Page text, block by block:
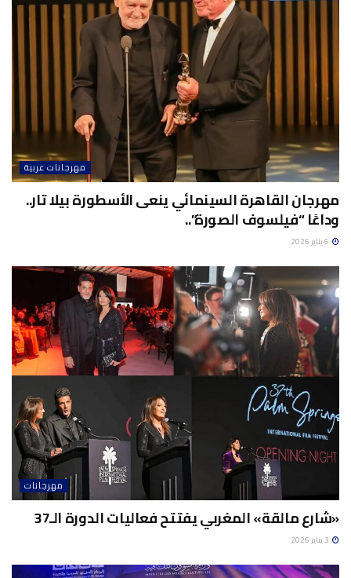
مهرجانات عربية
مهرجان القاهرة السينمائي ينعى الأسطورة بيلا تار..
وداعًا “فيلسوف الصورة”..
مهرجانات
«شارع مالقة» المغربي يفتتح فعاليات الدورة الـ37